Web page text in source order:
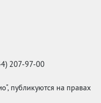
207-97-00
публикуются на правах